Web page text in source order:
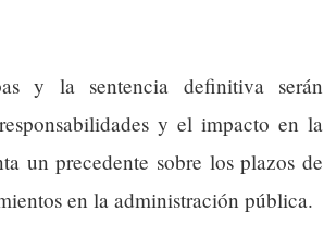
y la sentencia definitiva serán
y el impacto en la
un precedente sobre los plazos de
en la administración pública.